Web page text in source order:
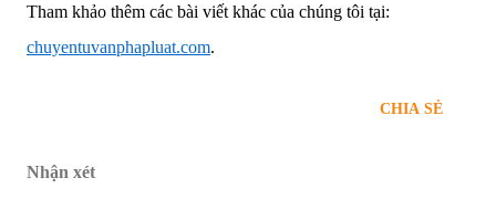
Tham khảo thêm các bài viết khác của chúng tôi tại:
chuyentuvanphapluat.com.
CHIA SẺ
Nhận xét